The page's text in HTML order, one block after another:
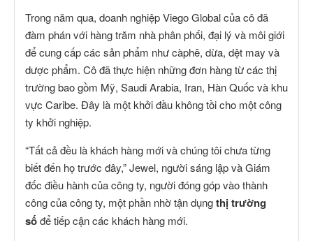
Trong năm qua, doanh nghiệp Viego Global của cô đã
đàm phán với hàng trăm nhà phân phối, đại lý và môi giới
để cung cấp các sản phẩm như càphê, dừa, dệt may và
dược phẩm. Cô đã thực hiện những đơn hàng từ các thị
trường bao gồm Mỹ, Saudi Arabia, Iran, Hàn Quốc và khu
vực Caribe. Đây là một khởi đầu không tồi cho một công
ty khởi nghiệp.
“Tất cả đều là khách hàng mới và chúng tôi chưa từng
biết đến họ trước đây,” Jewel, người sáng lập và Giám
đốc điều hành của công ty, người đóng góp vào thành
công của công ty, một phần nhờ tận dụngthị trường
sốđể tiếp cận các khách hàng mới.